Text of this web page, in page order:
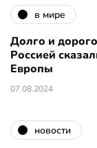
в мире
Долго и
Россией
Европы
07.08.2024
новости